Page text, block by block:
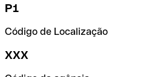
P1
Código de Localização
XXX